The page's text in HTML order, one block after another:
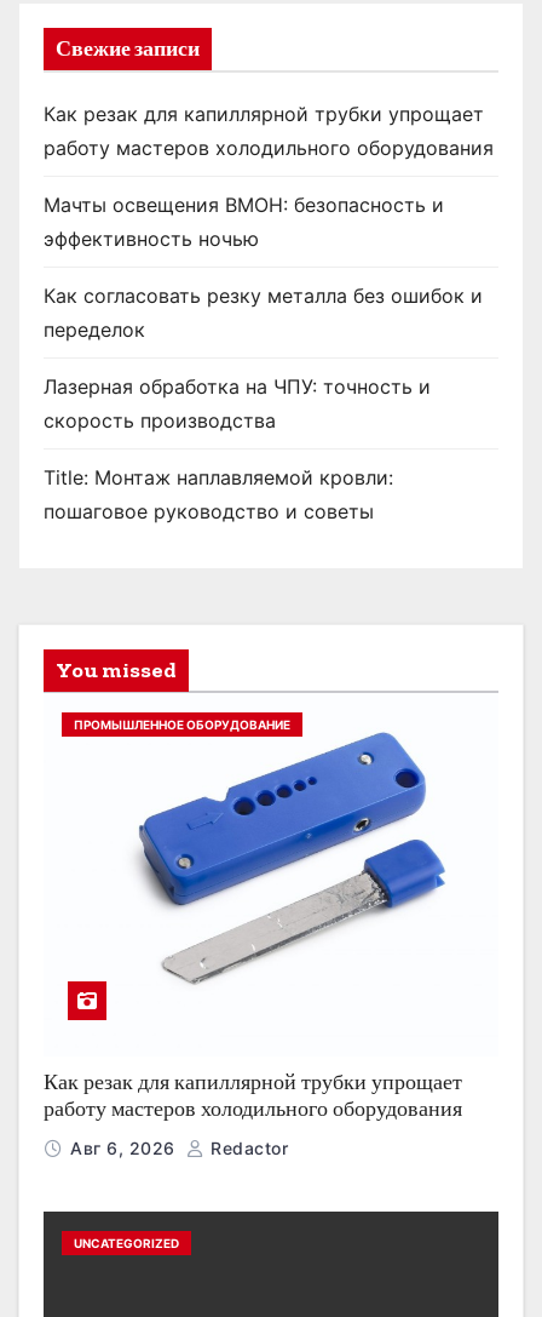
Свежие записи
Как резак для капиллярной трубки упрощает
работу мастеров холодильного оборудования
Мачты освещения ВМОН: безопасность и
эффективность ночью
Как согласовать резку металла без ошибок и
переделок
Лазерная обработка на ЧПУ: точность и
скорость производства
Title: Монтаж наплавляемой кровли:
пошаговое руководство и советы
You missed
ПРОМЫШЛЕННОЕ ОБОРУДОВАНИЕ
Как резак для капиллярной трубки упрощает
работу мастеров холодильного оборудования
Авг 6, 2026 Redactor
UNCATEGORIZED